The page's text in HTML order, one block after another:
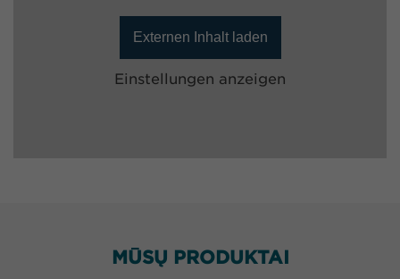
Externen Inhalt laden
Einstellungen anzeigen
MŪSŲ PRODUKTAI